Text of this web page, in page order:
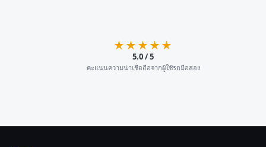
★★★★★
5.0 / 5
คะแนนความน่าเชื่อถือจากผู้ใช้รถมือสอง